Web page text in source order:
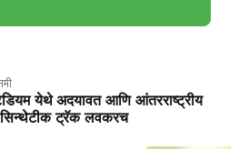
येथे अदयावत आणि आंतरराष्ट्रीय
सिन्थेटीक ट्रॅक लवकरच